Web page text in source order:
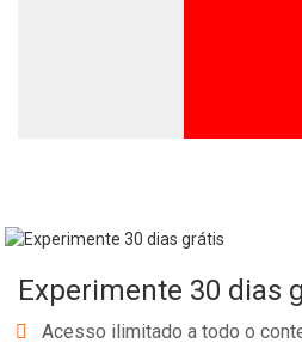
Experimente 30 dias
Acesso ilimitado a todo o